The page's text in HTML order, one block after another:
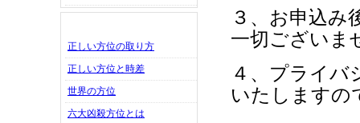
３、お申込み
一切ございま
４、プライバ
いたしますの
正しい方位の取り方
正しい方位と時差
世界の方位
六大凶殺方位とは